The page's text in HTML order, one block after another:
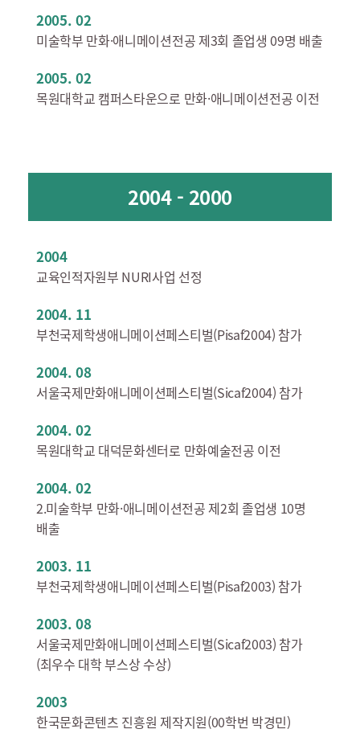
2005. 02
미술학부 만화·애니메이션전공 제3회 졸업생 09명 배출
2005. 02
목원대학교 캠퍼스타운으로 만화·애니메이션전공 이전
2004 - 2000
2004
교육인적자원부 NURI사업 선정
2004. 11
부천국제학생애니메이션페스티벌(Pisaf2004) 참가
2004. 08
서울국제만화애니메이션페스티벌(Sicaf2004) 참가
2004. 02
목원대학교 대덕문화센터로 만화예술전공 이전
2004. 02
2.미술학부 만화·애니메이션전공 제2회 졸업생 10명
배출
2003. 11
부천국제학생애니메이션페스티벌(Pisaf2003) 참가
2003. 08
서울국제만화애니메이션페스티벌(Sicaf2003) 참가
(최우수 대학 부스상 수상)
2003
한국문화콘텐츠 진흥원 제작지원(00학번 박경민)